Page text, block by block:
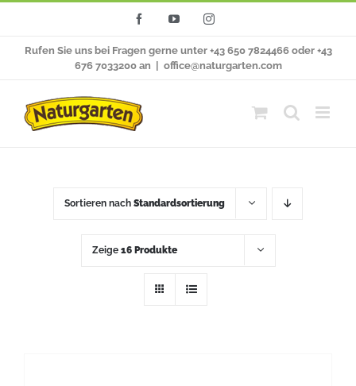
FacebookYouTubeInstagram
Rufen Sie uns bei Fragen gerne unter +43 650 7824466 oder +43
676 7033200 an
office@naturgarten.com
Sortieren nach Standardsortierung
Zeige 16 Produkte